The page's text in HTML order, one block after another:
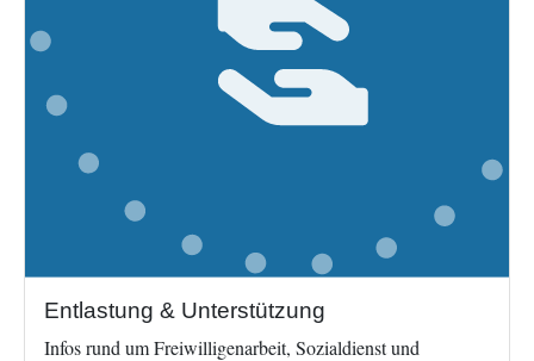
Entlastung & Unterstützung
Infos rund um Freiwilligenarbeit, Sozialdienst und